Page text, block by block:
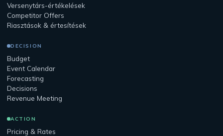
Versenytárs-értékelések
Competitor Offers
Riasztások & értesítések
DECISION
Budget
Event Calendar
Forecasting
Decisions
Revenue Meeting
ACTION
Pricing & Rates